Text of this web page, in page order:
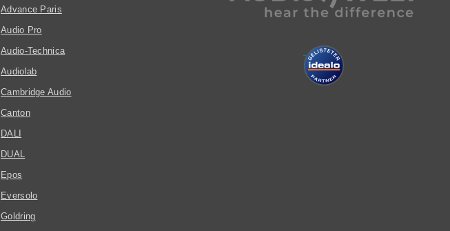
Advance Paris
Audio Pro
Audio-Technica
Audiolab
Cambridge Audio
Canton
DALI
DUAL
Epos
Eversolo
Goldring